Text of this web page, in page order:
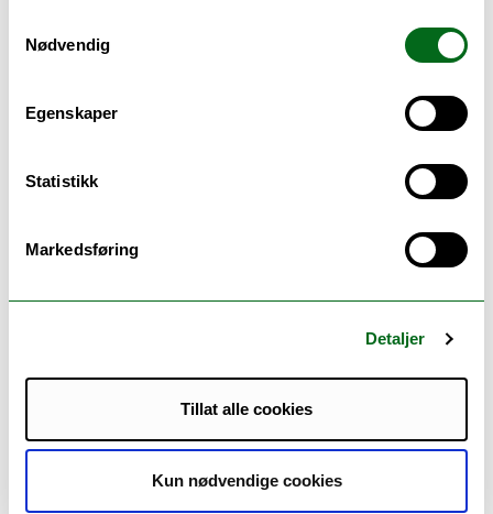
Nødvendig
Egenskaper
Statistikk
Markedsføring
Detaljer
Tillat alle cookies
Kun nødvendige cookies
Literature.” In Eleanor Ty and Cynthia Sugars,
(Toronto: Oxford University Press, 2014). 53-67.
Technologies and the End of Science."
35 (2015):
Arctic Air."
"Framing the Arctic: Recosidering Roald Amundsen's
Gjøa Expedition Imagery."Nordlit35 (2015): 137–60.